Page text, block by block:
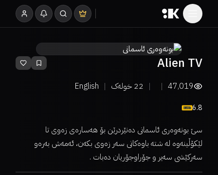
Alien TV
47,019
22 خولەک English
6.8
سێ بونەوەری ئاسمانی دەنێردرێن بۆ هەسارەی زەوی تا
لێکۆڵینەوە لە شتە باوەکانی سەر زەوی بکەن، ئەمەش بەرەو
سەرکێشی سەیر و جۆراوجۆریان دەبات .